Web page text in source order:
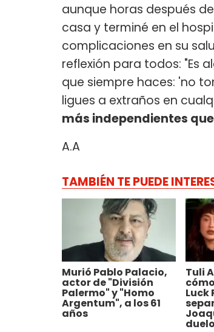
aunque horas después
casa y terminé en el
complicaciones en su
reflexión para todos: "Es
que siempre haces: 'no
ligues a extraños en
más independientes
A.A
TAMBIÉN TE PUEDE
Murió Pablo Palacio,
actor de "División
Palermo" y "Homo
Argentum", a los 61
años
Tuli
Luck